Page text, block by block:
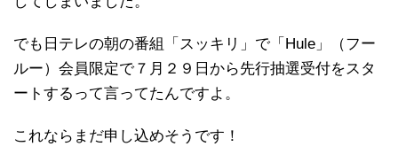
でも日テレの朝の番組「スッキリ」で「Hule」（フー
ルー）会員限定で７月２９日から先行抽選受付をスタ
ートするって言ってたんですよ。
これならまだ申し込めそうです！